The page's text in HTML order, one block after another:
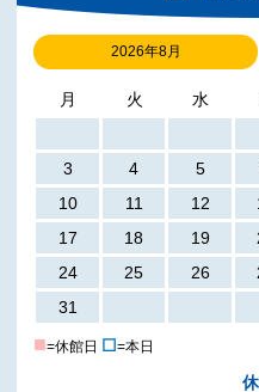
2026年8月
月 火 水
3
4 5
10
11 12
17
18 19
24
25 26
31
■=休館日 ☐=本日